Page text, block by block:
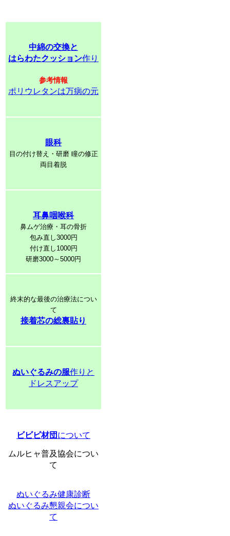
中綿の交換と
はらわたクッション作り
参考情報
ポリウレタンは万病の元
眼科
目の付け替え・研磨 瞳の修正
両目着脱
耳鼻咽喉科
鼻ムゲ治療・耳の骨折
包み直し3000円
付け直し1000円
研磨3000～5000円
終末的な最後の治療法につい
て
接着芯の総裏貼り
ぬいぐるみの服作りと
ドレスアップ
ビビビ材団 について
ムルヒャ普及協会につい
て
ぬいぐるみ健康診断
ぬいぐるみ懇親会につい
て